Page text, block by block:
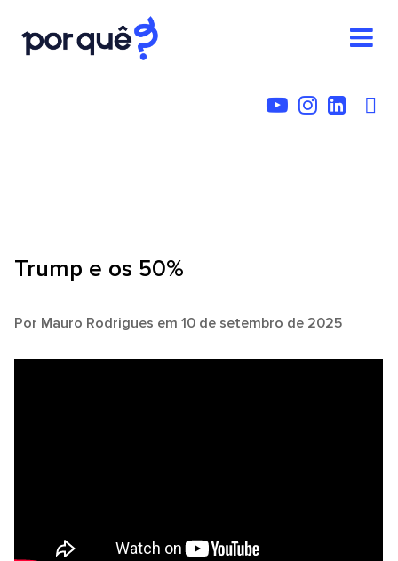
Trump e os 50%
Por Mauro Rodrigues em 10 de setembro de 2025